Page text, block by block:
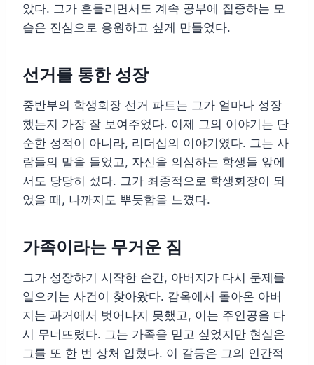
았다. 그가 흔들리면서도 계속 공부에 집중하는 모
습은 진심으로 응원하고 싶게 만들었다.
선거를 통한 성장
중반부의 학생회장 선거 파트는 그가 얼마나 성장
했는지 가장 잘 보여주었다. 이제 그의 이야기는 단
순한 성적이 아니라, 리더십의 이야기였다. 그는 사
람들의 말을 들었고, 자신을 의심하는 학생들 앞에
서도 당당히 섰다. 그가 최종적으로 학생회장이 되
었을 때, 나까지도 뿌듯함을 느꼈다.
가족이라는 무거운 짐
그가 성장하기 시작한 순간, 아버지가 다시 문제를
일으키는 사건이 찾아왔다. 감옥에서 돌아온 아버
지는 과거에서 벗어나지 못했고, 이는 주인공을 다
시 무너뜨렸다. 그는 가족을 믿고 싶었지만 현실은
그를 또 한 번 상처 입혔다. 이 갈등은 그의 인간적